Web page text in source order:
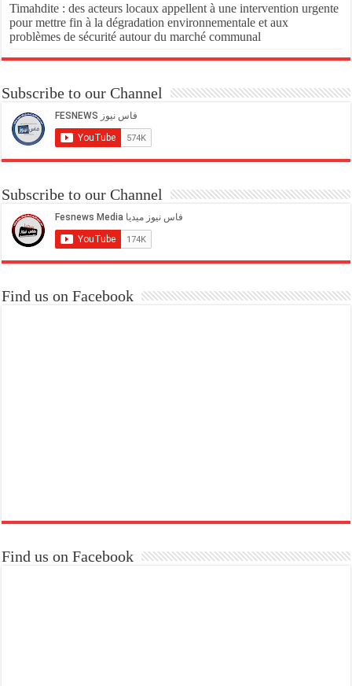
Timahdite : des acteurs locaux appellent à une intervention urgente
pour mettre fin à la dégradation environnementale et aux
problèmes de sécurité autour du marché communal
Subscribe to our Channel
Subscribe to our Channel
Find us on Facebook
Find us on Facebook